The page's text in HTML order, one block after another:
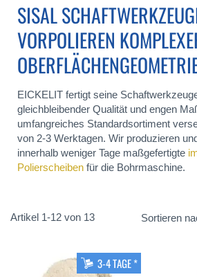
SISAL
VORPOLIEREN
EICKELIT fertigt seine
gleichbleibender Qualität und engen
umfangreiches Standardsortiment
von 2-3 Werktagen. Wir produzieren
innerhalb weniger Tage maßgefertigte
Polierscheiben für die Bohrmaschine.
Artikel 1-12 von 13 Sortieren
3-4 TAGE *